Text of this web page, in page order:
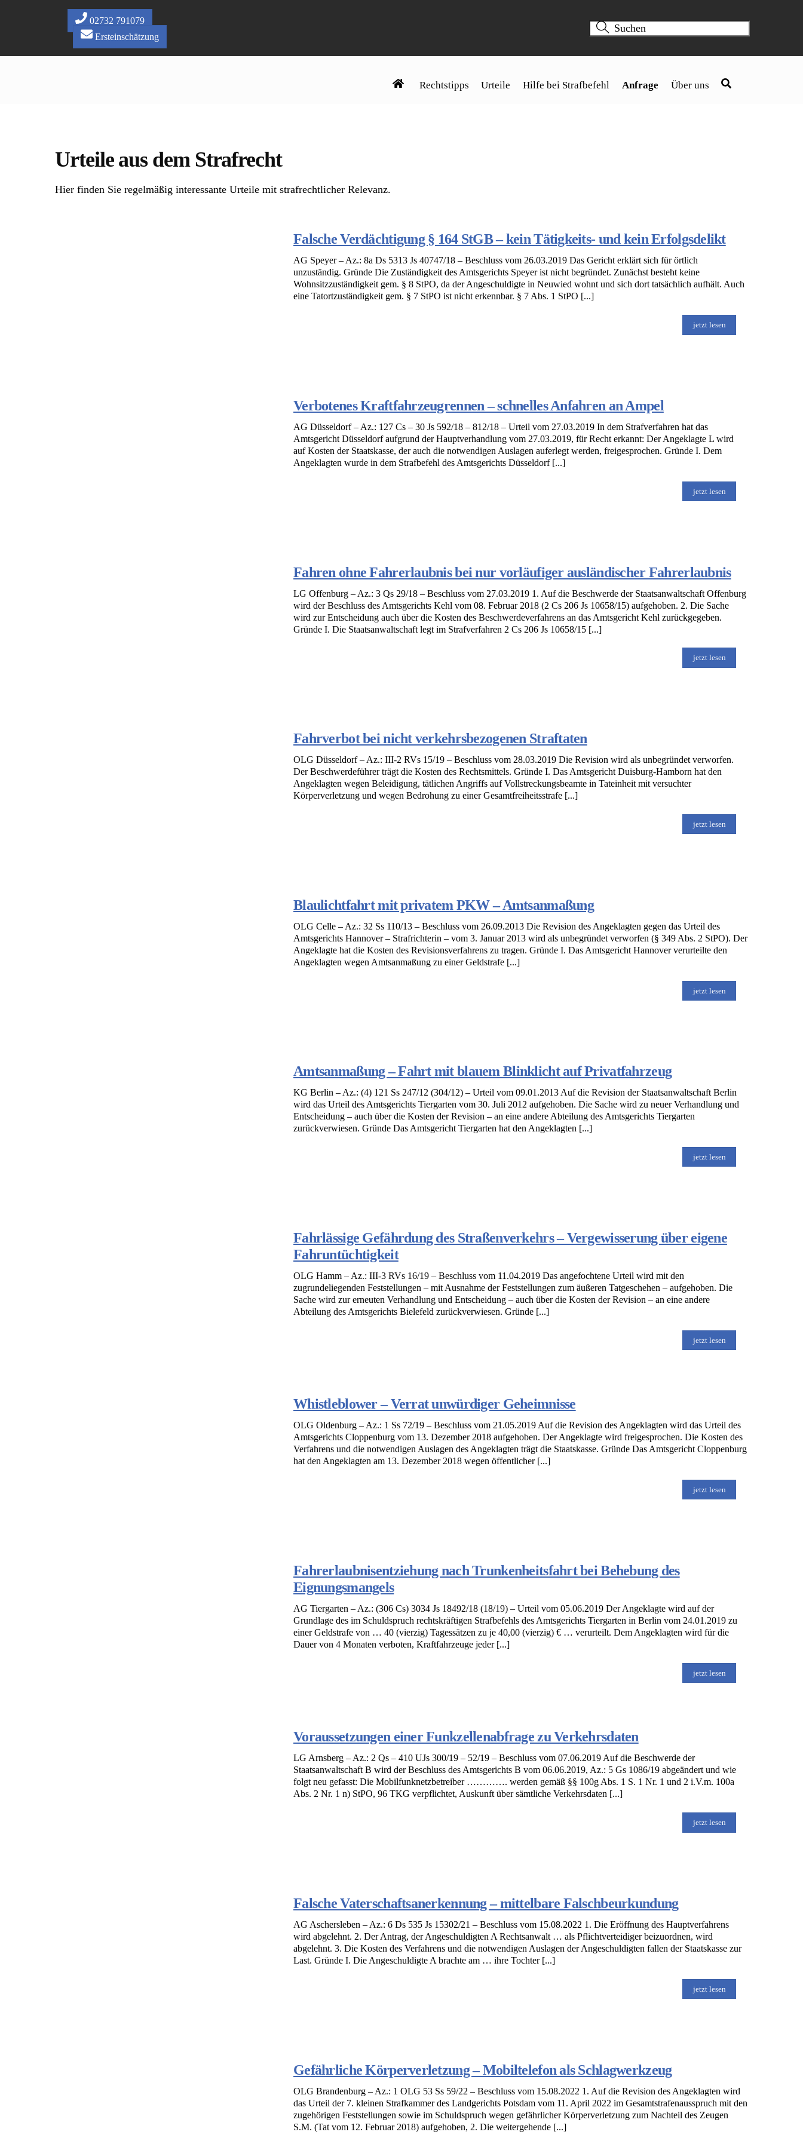
02732 791079
Ersteinschätzung
Rechtstipps Urteile Hilfe bei Strafbefehl Anfrage Über uns
Urteile aus dem Strafrecht
Hier finden Sie regelmäßig interessante Urteile mit strafrechtlicher Relevanz.
Falsche Verdächtigung § 164 StGB – kein Tätigkeits- und kein Erfolgsdelikt
AG Speyer – Az.: 8a Ds 5313 Js 40747/18 – Beschluss vom 26.03.2019 Das Gericht erklärt sich für örtlich
unzuständig. Gründe Die Zuständigkeit des Amtsgerichts Speyer ist nicht begründet. Zunächst besteht keine
Wohnsitzzuständigkeit gem. § 8 StPO, da der Angeschuldigte in Neuwied wohnt und sich dort tatsächlich aufhält. Auch
eine Tatortzuständigkeit gem. § 7 StPO ist nicht erkennbar. § 7 Abs. 1 StPO [...]
jetzt lesen
Verbotenes Kraftfahrzeugrennen – schnelles Anfahren an Ampel
AG Düsseldorf – Az.: 127 Cs – 30 Js 592/18 – 812/18 – Urteil vom 27.03.2019 In dem Strafverfahren hat das
Amtsgericht Düsseldorf aufgrund der Hauptverhandlung vom 27.03.2019, für Recht erkannt: Der Angeklagte L wird
auf Kosten der Staatskasse, der auch die notwendigen Auslagen auferlegt werden, freigesprochen. Gründe I. Dem
Angeklagten wurde in dem Strafbefehl des Amtsgerichts Düsseldorf [...]
jetzt lesen
Fahren ohne Fahrerlaubnis bei nur vorläufiger ausländischer Fahrerlaubnis
LG Offenburg – Az.: 3 Qs 29/18 – Beschluss vom 27.03.2019 1. Auf die Beschwerde der Staatsanwaltschaft Offenburg
wird der Beschluss des Amtsgerichts Kehl vom 08. Februar 2018 (2 Cs 206 Js 10658/15) aufgehoben. 2. Die Sache
wird zur Entscheidung auch über die Kosten des Beschwerdeverfahrens an das Amtsgericht Kehl zurückgegeben.
Gründe I. Die Staatsanwaltschaft legt im Strafverfahren 2 Cs 206 Js 10658/15 [...]
jetzt lesen
Fahrverbot bei nicht verkehrsbezogenen Straftaten
OLG Düsseldorf – Az.: III-2 RVs 15/19 – Beschluss vom 28.03.2019 Die Revision wird als unbegründet verworfen.
Der Beschwerdeführer trägt die Kosten des Rechtsmittels. Gründe I. Das Amtsgericht Duisburg-Hamborn hat den
Angeklagten wegen Beleidigung, tätlichen Angriffs auf Vollstreckungsbeamte in Tateinheit mit versuchter
Körperverletzung und wegen Bedrohung zu einer Gesamtfreiheitsstrafe [...]
jetzt lesen
Blaulichtfahrt mit privatem PKW – Amtsanmaßung
OLG Celle – Az.: 32 Ss 110/13 – Beschluss vom 26.09.2013 Die Revision des Angeklagten gegen das Urteil des
Amtsgerichts Hannover – Strafrichterin – vom 3. Januar 2013 wird als unbegründet verworfen (§ 349 Abs. 2 StPO). Der
Angeklagte hat die Kosten des Revisionsverfahrens zu tragen. Gründe I. Das Amtsgericht Hannover verurteilte den
Angeklagten wegen Amtsanmaßung zu einer Geldstrafe [...]
jetzt lesen
Amtsanmaßung – Fahrt mit blauem Blinklicht auf Privatfahrzeug
KG Berlin – Az.: (4) 121 Ss 247/12 (304/12) – Urteil vom 09.01.2013 Auf die Revision der Staatsanwaltschaft Berlin
wird das Urteil des Amtsgerichts Tiergarten vom 30. Juli 2012 aufgehoben. Die Sache wird zu neuer Verhandlung und
Entscheidung – auch über die Kosten der Revision – an eine andere Abteilung des Amtsgerichts Tiergarten
zurückverwiesen. Gründe Das Amtsgericht Tiergarten hat den Angeklagten [...]
jetzt lesen
Fahrlässige Gefährdung des Straßenverkehrs – Vergewisserung über eigene
Fahruntüchtigkeit
OLG Hamm – Az.: III-3 RVs 16/19 – Beschluss vom 11.04.2019 Das angefochtene Urteil wird mit den
zugrundeliegenden Feststellungen – mit Ausnahme der Feststellungen zum äußeren Tatgeschehen – aufgehoben. Die
Sache wird zur erneuten Verhandlung und Entscheidung – auch über die Kosten der Revision – an eine andere
Abteilung des Amtsgerichts Bielefeld zurückverwiesen. Gründe [...]
jetzt lesen
Whistleblower – Verrat unwürdiger Geheimnisse
OLG Oldenburg – Az.: 1 Ss 72/19 – Beschluss vom 21.05.2019 Auf die Revision des Angeklagten wird das Urteil des
Amtsgerichts Cloppenburg vom 13. Dezember 2018 aufgehoben. Der Angeklagte wird freigesprochen. Die Kosten des
Verfahrens und die notwendigen Auslagen des Angeklagten trägt die Staatskasse. Gründe Das Amtsgericht Cloppenburg
hat den Angeklagten am 13. Dezember 2018 wegen öffentlicher [...]
jetzt lesen
Fahrerlaubnisentziehung nach Trunkenheitsfahrt bei Behebung des
Eignungsmangels
AG Tiergarten – Az.: (306 Cs) 3034 Js 18492/18 (18/19) – Urteil vom 05.06.2019 Der Angeklagte wird auf der
Grundlage des im Schuldspruch rechtskräftigen Strafbefehls des Amtsgerichts Tiergarten in Berlin vom 24.01.2019 zu
einer Geldstrafe von … 40 (vierzig) Tagessätzen zu je 40,00 (vierzig) € … verurteilt. Dem Angeklagten wird für die
Dauer von 4 Monaten verboten, Kraftfahrzeuge jeder [...]
jetzt lesen
Voraussetzungen einer Funkzellenabfrage zu Verkehrsdaten
LG Arnsberg – Az.: 2 Qs – 410 UJs 300/19 – 52/19 – Beschluss vom 07.06.2019 Auf die Beschwerde der
Staatsanwaltschaft B wird der Beschluss des Amtsgerichts B vom 06.06.2019, Az.: 5 Gs 1086/19 abgeändert und wie
folgt neu gefasst: Die Mobilfunknetzbetreiber …………. werden gemäß §§ 100g Abs. 1 S. 1 Nr. 1 und 2 i.V.m. 100a
Abs. 2 Nr. 1 n) StPO, 96 TKG verpflichtet, Auskunft über sämtliche Verkehrsdaten [...]
jetzt lesen
Falsche Vaterschaftsanerkennung – mittelbare Falschbeurkundung
AG Aschersleben – Az.: 6 Ds 535 Js 15302/21 – Beschluss vom 15.08.2022 1. Die Eröffnung des Hauptverfahrens
wird abgelehnt. 2. Der Antrag, der Angeschuldigten A Rechtsanwalt … als Pflichtverteidiger beizuordnen, wird
abgelehnt. 3. Die Kosten des Verfahrens und die notwendigen Auslagen der Angeschuldigten fallen der Staatskasse zur
Last. Gründe I. Die Angeschuldigte A brachte am … ihre Tochter [...]
jetzt lesen
Gefährliche Körperverletzung – Mobiltelefon als Schlagwerkzeug
OLG Brandenburg – Az.: 1 OLG 53 Ss 59/22 – Beschluss vom 15.08.2022 1. Auf die Revision des Angeklagten wird
das Urteil der 7. kleinen Strafkammer des Landgerichts Potsdam vom 11. April 2022 im Gesamtstrafenausspruch mit den
zugehörigen Feststellungen sowie im Schuldspruch wegen gefährlicher Körperverletzung zum Nachteil des Zeugen
S.M. (Tat vom 12. Februar 2018) aufgehoben, 2. Die weitergehende [...]